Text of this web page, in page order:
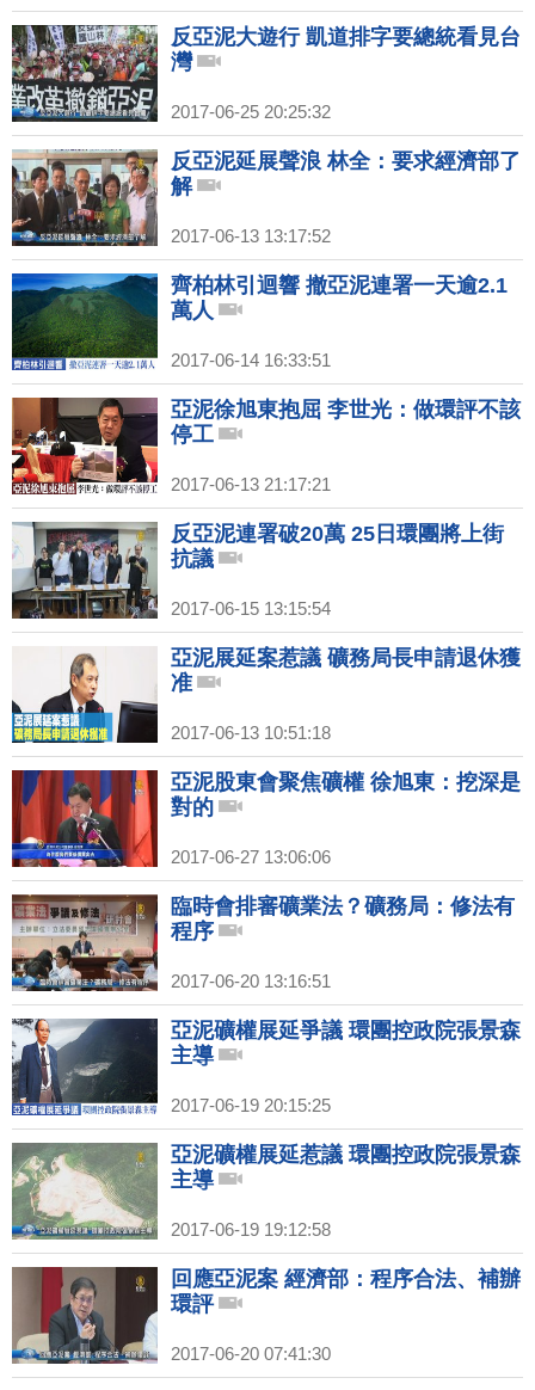
反亞泥大遊行 凱道排字要總統看見台
灣
2017-06-25 20:25:32
反亞泥延展聲浪 林全：要求經濟部了
解
2017-06-13 13:17:52
齊柏林引迴響 撤亞泥連署一天逾2.1
萬人
2017-06-14 16:33:51
亞泥徐旭東抱屈 李世光：做環評不該
停工
2017-06-13 21:17:21
反亞泥連署破20萬 25日環團將上街
抗議
2017-06-15 13:15:54
亞泥展延案惹議 礦務局長申請退休獲
准
2017-06-13 10:51:18
亞泥股東會聚焦礦權 徐旭東：挖深是
對的
2017-06-27 13:06:06
臨時會排審礦業法？礦務局：修法有
程序
2017-06-20 13:16:51
亞泥礦權展延爭議 環團控政院張景森
主導
2017-06-19 20:15:25
亞泥礦權展延惹議 環團控政院張景森
主導
2017-06-19 19:12:58
回應亞泥案 經濟部：程序合法、補辦
環評
2017-06-20 07:41:30